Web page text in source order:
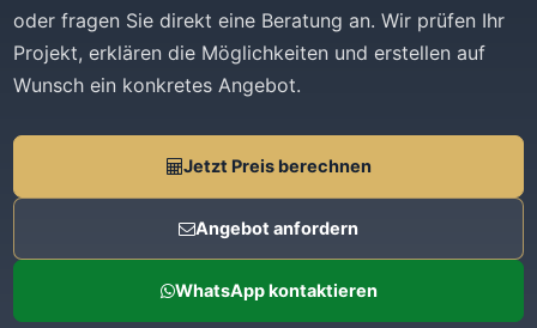
oder fragen Sie direkt eine Beratung an. Wir prüfen Ihr
Projekt, erklären die Möglichkeiten und erstellen auf
Wunsch ein konkretes Angebot.
Jetzt Preis berechnen
Angebot anfordern
WhatsApp kontaktieren